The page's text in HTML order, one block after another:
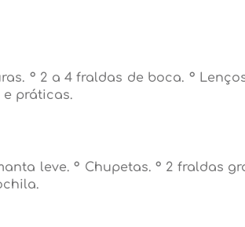
° 2 a 4 fraldas de boca. °
práticas.
leve. ° Chupetas. ° 2 fraldas